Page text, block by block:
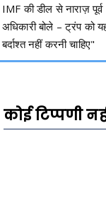
IMF की डील से नाराज़
अधिकारी बोले – ट्रंप को
बर्दाश्त नहीं करनी चाहिए"
कोई टिप्पणी